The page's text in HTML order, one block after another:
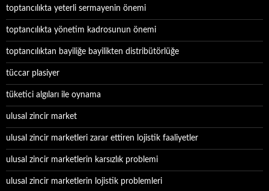
toptancılıkta yeterli sermayenin önemi
toptancılıkta yönetim kadrosunun önemi
toptancılıktan bayiliğe bayilikten distribütörlüğe
tüccar plasiyer
tüketici algıları ile oynama
ulusal zincir market
ulusal zincir marketleri zarar ettiren lojistik faaliyetler
ulusal zincir marketlerin karsızlık problemi
ulusal zincir marketlerin lojistik problemleri